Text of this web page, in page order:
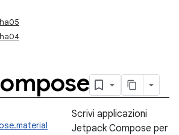
Scrivi applicazioni
Jetpack Compose per